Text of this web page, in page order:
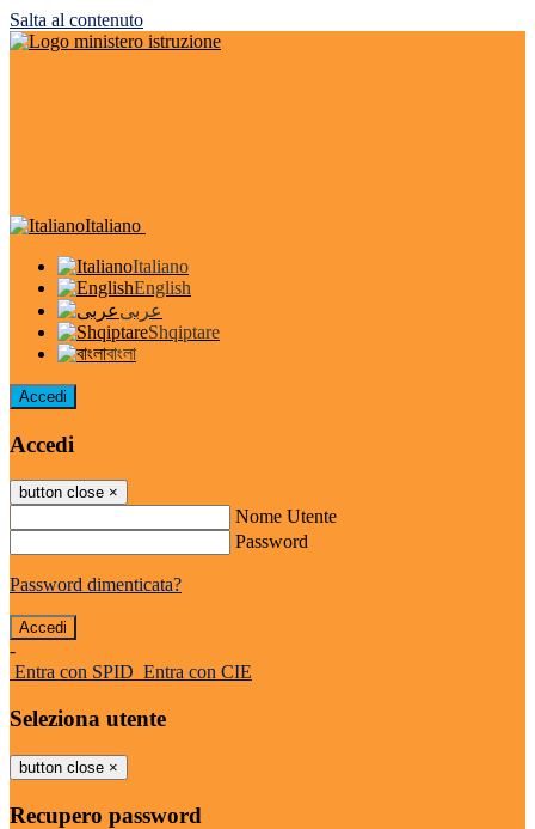
Salta al contenuto
Italiano
Italiano
English
عربى
Shqiptare
বাংলা
Accedi
Accedi
button close ×
Nome Utente
Password
Password dimenticata?
-
Entra con SPID Entra con CIE
Seleziona utente
button close ×
Recupero password